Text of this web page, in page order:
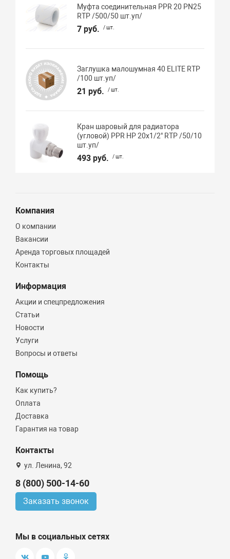
Муфта соединительная PPR 20 PN25
RTP /500/50 шт.уп/
7 руб. / шт.
Заглушка малошумная 40 ELITE RTP
/100 шт.уп/
21 руб. / шт.
Кран шаровый для радиатора
(угловой) PPR НР 20х1/2" RTP /50/10
шт.уп/
493 руб. / шт.
Компания
О компании
Вакансии
Аренда торговых площадей
Контакты
Информация
Акции и спецпредложения
Статьи
Новости
Услуги
Вопросы и ответы
Помощь
Как купить?
Оплата
Доставка
Гарантия на товар
Контакты
ул. Ленина, 92
8 (800) 500-14-60
Заказать звонок
Мы в социальных сетях